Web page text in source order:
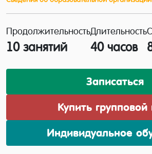
Продолжительность
10 занятий
Длительность
40 часов
Записаться
Купить групповой
Индивидуальное